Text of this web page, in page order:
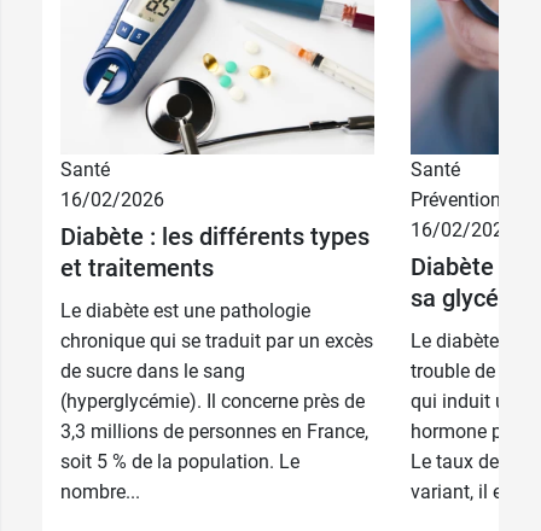
Taille de l'affichage : 3,5 cm x 4,3 cm
Technologie d'affichage : LCD
Largeur de l'écran : 3,5 cm
Lecteur de glycémie
Autopiqueur avec port mini-usb
10 lancettes (5 x 28G bleu, 5 x 33G lilas)
10bandes de test bandelettes beurer
Étui
Notice
Garantie :5 ans
Santé
16/02/2026
Diabète : les différents types
et traitements
Le diabète est une pathologie
chronique qui se traduit par un excès
de sucre dans le sang
(hyperglycémie). Il concerne près de
3,3 millions de personnes en France,
soit 5 % de la population. Le
nombre...
Santé
Prévention
16/02/2026
Diabète :
sa
Le diabète est
trouble de
qui induit une
hormone
Le taux de
variant, il est